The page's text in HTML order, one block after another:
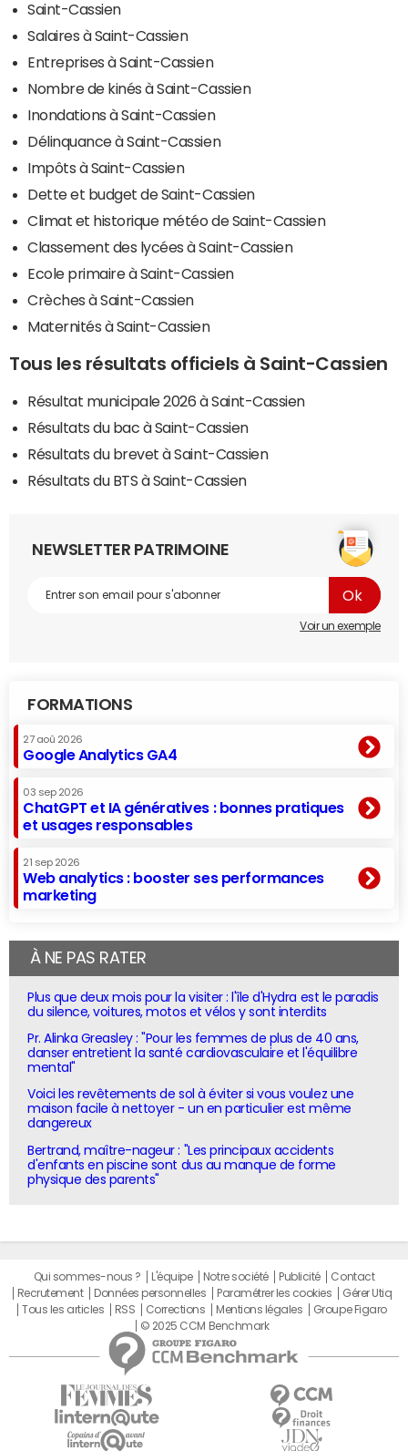
Saint-Cassien
Salaires à Saint-Cassien
Entreprises à Saint-Cassien
Nombre de kinés à Saint-Cassien
Inondations à Saint-Cassien
Délinquance à Saint-Cassien
Impôts à Saint-Cassien
Dette et budget de Saint-Cassien
Climat et historique météo de Saint-Cassien
Classement des lycées à Saint-Cassien
Ecole primaire à Saint-Cassien
Crèches à Saint-Cassien
Maternités à Saint-Cassien
Tous les résultats officiels à Saint-Cassien
Résultat municipale 2026 à Saint-Cassien
Résultats du bac à Saint-Cassien
Résultats du brevet à Saint-Cassien
Résultats du BTS à Saint-Cassien
NEWSLETTER PATRIMOINE
Voir un exemple
FORMATIONS
27 aoû 2026
Google Analytics GA4
03 sep 2026
ChatGPT et IA génératives : bonnes pratiques
et usages responsables
21 sep 2026
Web analytics : booster ses performances
marketing
À NE PAS RATER
Plus que deux mois pour la visiter : l'île d'Hydra est le paradis
du silence, voitures, motos et vélos y sont interdits
Pr. Alinka Greasley : "Pour les femmes de plus de 40 ans,
danser entretient la santé cardiovasculaire et l'équilibre
mental"
Voici les revêtements de sol à éviter si vous voulez une
maison facile à nettoyer - un en particulier est même
dangereux
Bertrand, maître-nageur : "Les principaux accidents
d'enfants en piscine sont dus au manque de forme
physique des parents"
Qui sommes-nous ? L'équipe Notre société Publicité
Contact
Recrutement
Données personnelles Paramétrer les cookies
Gérer Utiq
Tous les articles
RSS Corrections Mentions légales
Groupe Figaro
© 2025 CCM Benchmark